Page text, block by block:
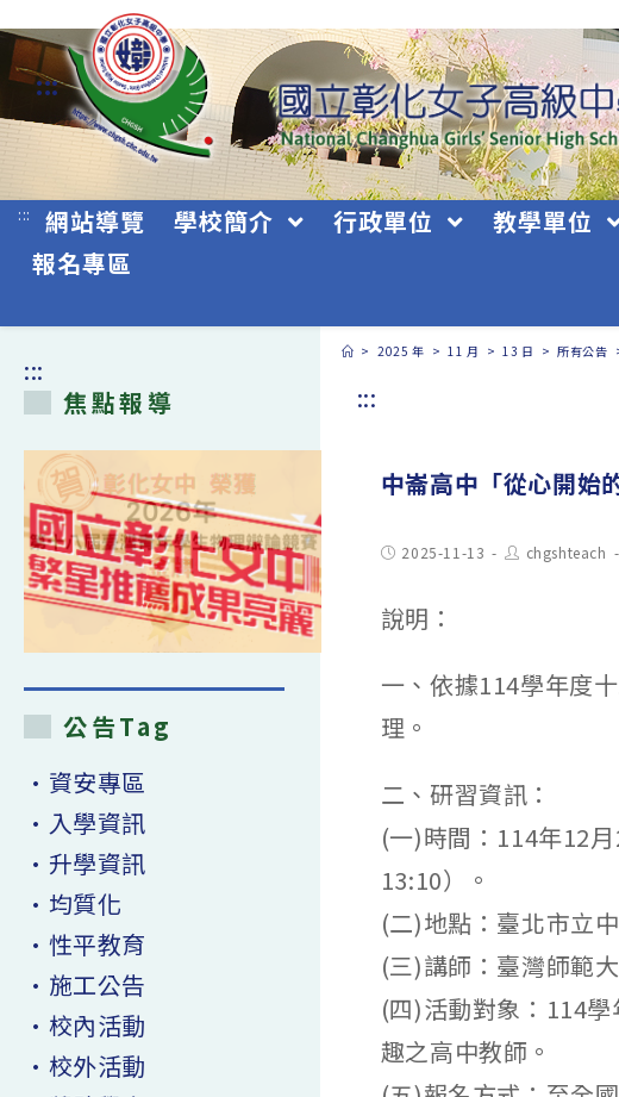
跳
轉
主
要
:::
::: 網站導覽 學校簡介 行政單位 教學單位
報名專區
> 2025 年 > 11 月 > 13 日 > 所有公告
:::
中崙高中「從心開始
Post2025-11-13
Post
author:
chgshteach
說明：
一、依據114學年度
理。
二、研習資訊：
(一)時間：114年12
13:10）。
(二)地點：臺北市立
(三)講師：臺灣師範
(四)活動對象：114
趣之高中教師。
:::
焦點報導
公告Tag
•資安專區
•入學資訊
•升學資訊
•均質化
•性平教育
•施工公告
•校內活動
•校外活動